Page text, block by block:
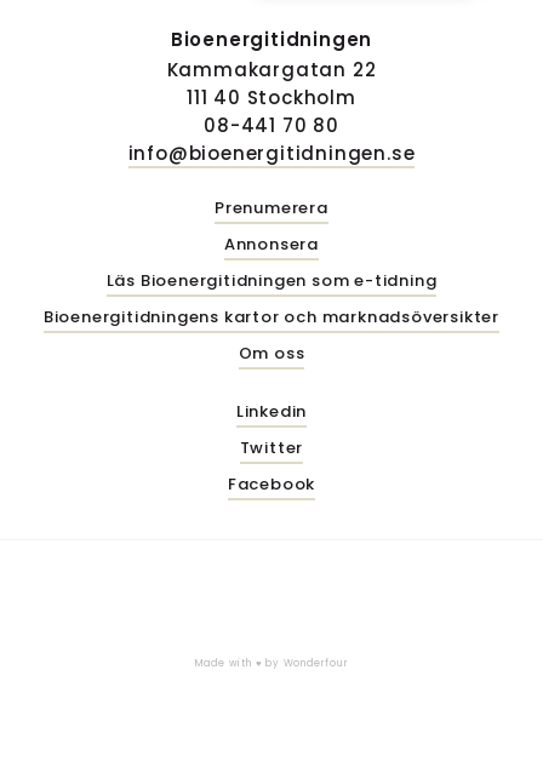
Bioenergitidningen
Kammakargatan 22
111 40 Stockholm
08-441 70 80
info@bioenergitidningen.se
Prenumerera
Annonsera
Läs Bioenergitidningen som e-tidning
Bioenergitidningens kartor och marknadsöversikter
Om oss
Linkedin
Twitter
Facebook
Made with ♥ by Wonderfour